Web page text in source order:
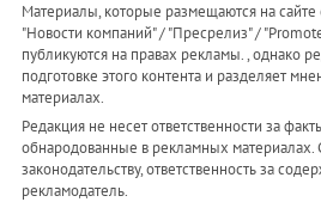
Материалы, которые размещаются на сайте
"Новости компаний" / "Пресрелиз" /
публикуются на правах рекламы. , однако
подготовке этого контента и разделяет
материалах.
Редакция не несет ответственности за
обнародованные в рекламных материалах.
законодательству, ответственность за
рекламодатель.